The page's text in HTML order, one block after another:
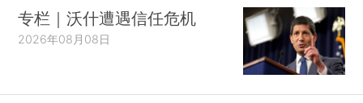
专栏｜沃什遭遇信任危机
2026年08月08日